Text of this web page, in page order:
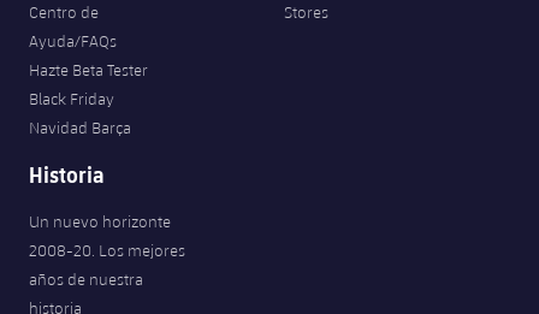
Centro de
Ayuda/FAQs
Hazte Beta Tester
Black Friday
Navidad Barça
Stores
Historia
Un nuevo horizonte
2008-20. Los mejores
años de nuestra
historia